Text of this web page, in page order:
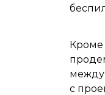
Кроме
с